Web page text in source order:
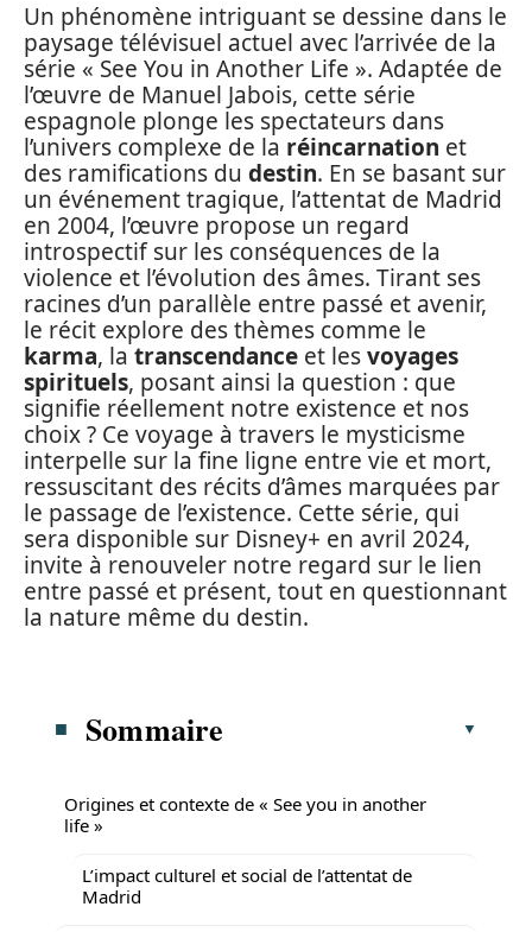
Un phénomène intriguant se dessine dans le
paysage télévisuel actuel avec l’arrivée de la
série « See You in Another Life ». Adaptée de
l’œuvre de Manuel Jabois, cette série
espagnole plonge les spectateurs dans
l’univers complexe de la réincarnation et
des ramifications du destin. En se basant sur
un événement tragique, l’attentat de Madrid
en 2004, l’œuvre propose un regard
introspectif sur les conséquences de la
violence et l’évolution des âmes. Tirant ses
racines d’un parallèle entre passé et avenir,
le récit explore des thèmes comme le
karma, la transcendance et lesvoyages
spirituels, posant ainsi la question : que
signifie réellement notre existence et nos
choix ? Ce voyage à travers le mysticisme
interpelle sur la fine ligne entre vie et mort,
ressuscitant des récits d’âmes marquées par
le passage de l’existence. Cette série, qui
sera disponible sur Disney+ en avril 2024,
invite à renouveler notre regard sur le lien
entre passé et présent, tout en questionnant
la nature même du destin.
Sommaire
Origines et contexte de « See you in another
life »
L’impact culturel et social de l’attentat de
Madrid